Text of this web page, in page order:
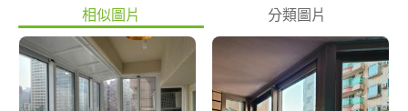
相似圖片 分類圖片